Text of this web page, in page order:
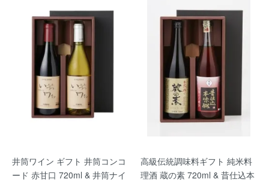
井筒ワイン ギフト 井筒コンコ
ード 赤甘口 720ml & 井筒ナイ
高級伝統調味料ギフト 純米料
理酒 蔵の素 720ml & 昔仕込本